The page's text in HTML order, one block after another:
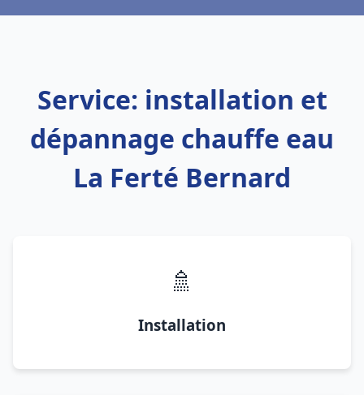
Service: installation et
dépannage chauffe eau
La Ferté Bernard
🚿
Installation